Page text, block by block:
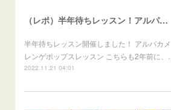
（レポ）半年待ちレッスン！アルパカメレンゲポップス
半年待ちレッスン開催しました！ アルパカメ
レンゲポップスレッスン こちらも2年前に、…
2022.11.21 04:01